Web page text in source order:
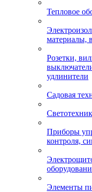
Тепловое
материалы,
Розетки,
удлинители
Садовая
Приборы
контроля,
Элементы